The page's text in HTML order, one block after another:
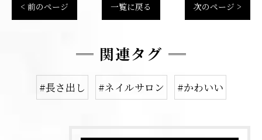
< 前のページ 一覧に戻る 次のページ >
関連タグ
#長さ出し #ネイルサロン #かわいい